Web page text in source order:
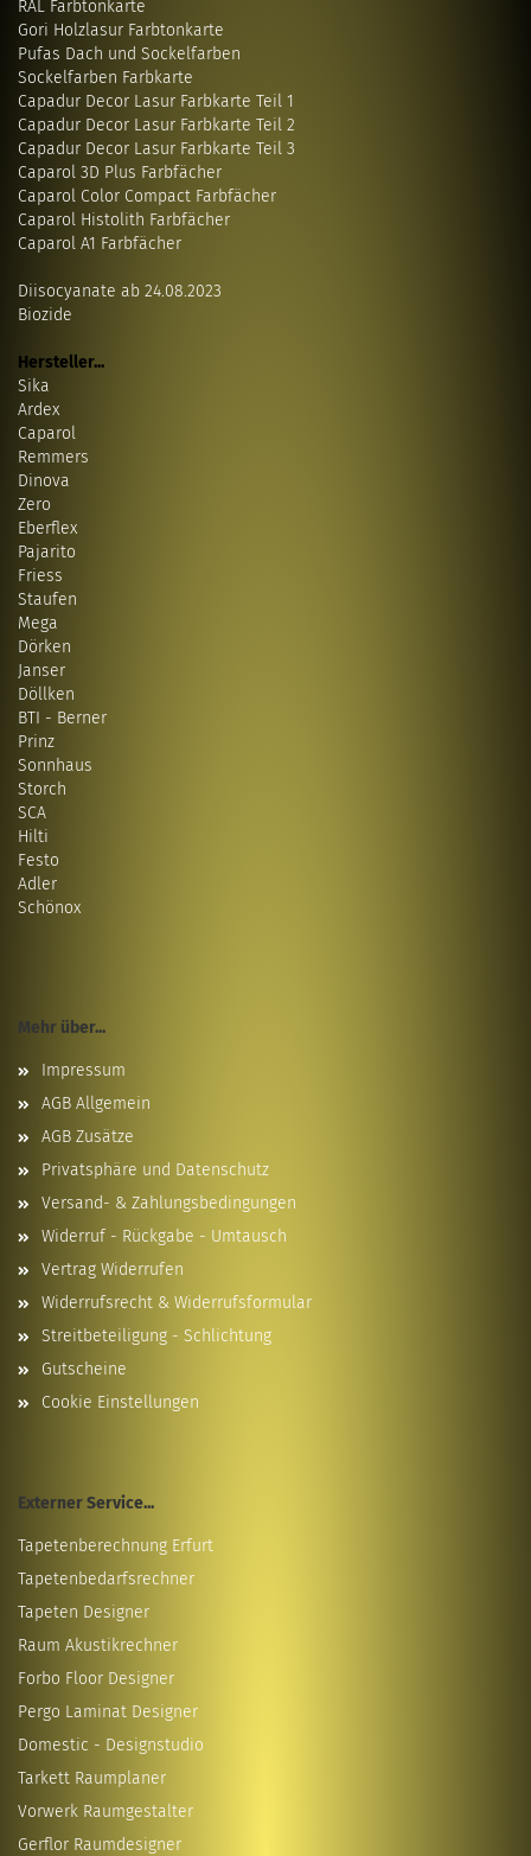
RAL Farbtonkarte
Gori Holzlasur Farbtonkarte
Pufas Dach und Sockelfarben
Sockelfarben Farbkarte
Capadur Decor Lasur Farbkarte Teil 1
Capadur Decor Lasur Farbkarte Teil 2
Capadur Decor Lasur Farbkarte Teil 3
Caparol 3D Plus Farbfächer
Caparol Color Compact Farbfächer
Caparol Histolith Farbfächer
Caparol A1 Farbfächer
Diisocyanate ab 24.08.2023
Biozide
Hersteller...
Sika
Ardex
Caparol
Remmers
Dinova
Zero
Eberflex
Pajarito
Friess
Staufen
Mega
Dörken
Janser
Döllken
BTI - Berner
Prinz
Sonnhaus
Storch
SCA
Hilti
Festo
Adler
Schönox
Mehr über...
Impressum
AGB Allgemein
AGB Zusätze
Privatsphäre und Datenschutz
Versand- & Zahlungsbedingungen
Widerruf - Rückgabe - Umtausch
Vertrag Widerrufen
Widerrufsrecht & Widerrufsformular
Streitbeteiligung - Schlichtung
Gutscheine
Cookie Einstellungen
Externer Service...
Tapetenberechnung Erfurt
Tapetenbedarfsrechner
Tapeten Designer
Raum Akustikrechner
Forbo Floor Designer
Pergo Laminat Designer
Domestic - Designstudio
Tarkett Raumplaner
Vorwerk Raumgestalter
Gerflor Raumdesigner